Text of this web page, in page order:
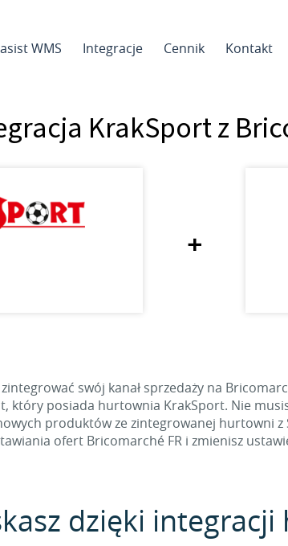
WMS Integracje Cennik Kontakt
KrakSport z
+
swój kanał sprzedaży na
który posiada hurtownia KrakSport. Nie
produktów ze zintegrowanej hurtowni z
ofert Bricomarché FR i zmienisz
dzięki